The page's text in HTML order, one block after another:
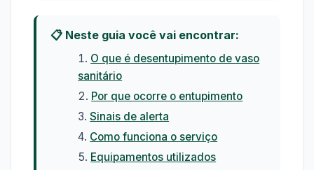
📋 Neste guia você vai encontrar:
O que é desentupimento de vaso
sanitário
Por que ocorre o entupimento
Sinais de alerta
Como funciona o serviço
Equipamentos utilizados